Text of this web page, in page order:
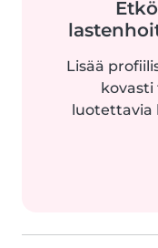
Lisää
luotettavia